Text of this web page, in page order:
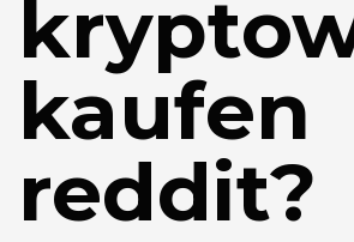
kaufen
reddit?